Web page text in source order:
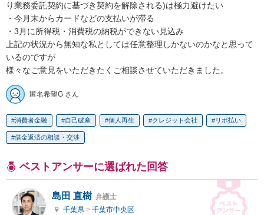
り業務委託契約に基づき契約を解除される)は極力避けたい
・今月末からカードなどの支払いが滞る
・3月に所得税・消費税の納税ができない見込み
上記の状況から無知な私としては任意整理しかないのかなと思って
いるのですが
様々なご意見をいただきたくご相談させていただきました。
匿名希望G さん
消費者金融 自己破産 個人再生 クレジット会社 リボ払い
借金返済の相談・交渉
ベストアンサーに選ばれた回答
島田 直樹 弁護士
千葉県 > 千葉市中央区